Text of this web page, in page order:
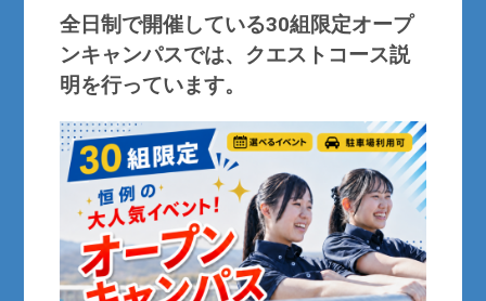
全日制で開催している30組限定オープ
ンキャンパスでは、クエストコース説
明を行っています。